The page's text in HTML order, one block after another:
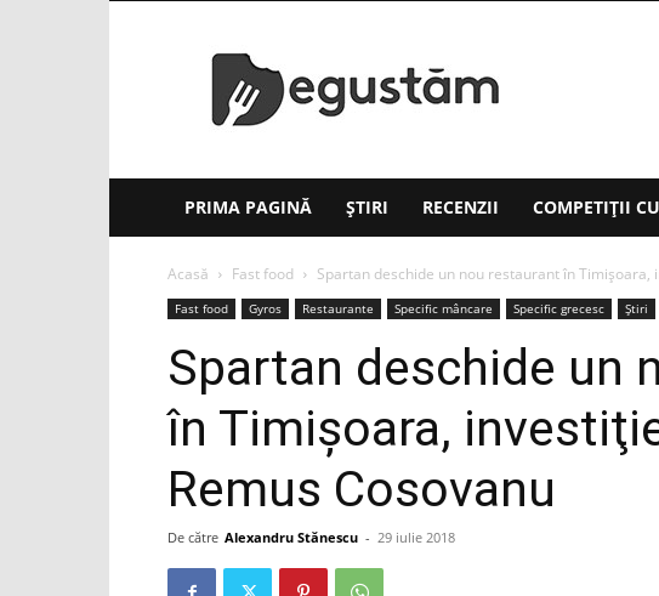
Degustăm(.ro)
PRIMA PAGINĂ ȘTIRI RECENZII COMPETIȚII
Acasă Fast food Spartan deschide un nou restaurant în Timişoara,
Fast food Gyros Restaurante Specific mâncare Specific grecesc Știri
Spartan deschide un
în Timişoara,
Remus Cosovanu
De către Alexandru Stănescu - 29 iulie 2018